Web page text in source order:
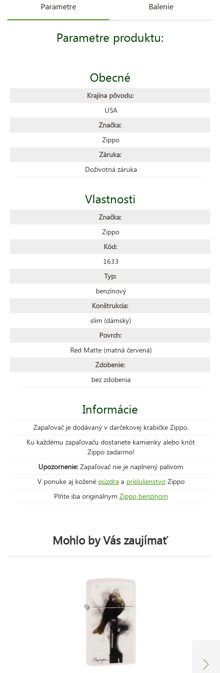
Parametre Balenie
Parametre produktu:
Obecné
Krajina pôvodu:
USA
Značka:
Zippo
Záruka:
Doživotná záruka
Vlastnosti
Značka:
Zippo
Kód:
1633
Typ:
benzínový
Konštrukcia:
slim (dámsky)
Povrch:
Red Matte (matná červená)
Zdobenie:
bez zdobenia
Informácie
Zapaľovač je dodávaný v darčekovej krabičke Zippo.
Ku každému zapaľovaču dostanete kamienky alebo knôt
Zippo zadarmo!
Upozornenie: Zapaľovač nie je naplnený palivom
V ponuke aj kožené púzdraa príslušenstvoZippo
Plňte iba originálnym Zippo benzínom
Mohlo by Vás zaujímať